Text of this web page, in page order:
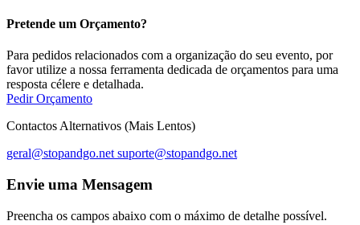
Pretende um Orçamento?
Para pedidos relacionados com a organização do seu evento, por
favor utilize a nossa ferramenta dedicada de orçamentos para uma
resposta célere e detalhada.
Pedir Orçamento
Contactos Alternativos (Mais Lentos)
geral@stopandgo.net suporte@stopandgo.net
Envie uma Mensagem
Preencha os campos abaixo com o máximo de detalhe possível.